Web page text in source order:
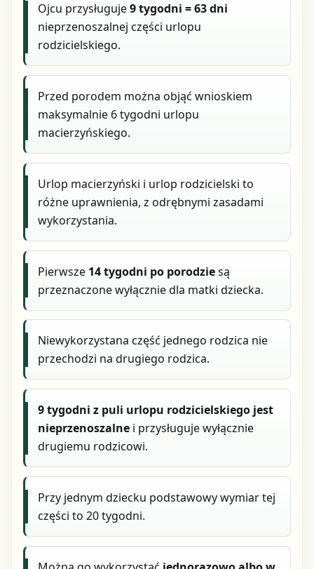
Ojcu przysługuje9 tygodni = 63 dni
nieprzenoszalnej części urlopu
rodzicielskiego.
Przed porodem można objąć wnioskiem
maksymalnie 6 tygodni urlopu
macierzyńskiego.
Urlop macierzyński i urlop rodzicielski to
różne uprawnienia, z odrębnymi zasadami
wykorzystania.
Pierwsze 14 tygodni po porodziesą
przeznaczone wyłącznie dla matki dziecka.
Niewykorzystana część jednego rodzica nie
przechodzi na drugiego rodzica.
9 tygodni z puli urlopu rodzicielskiego jest
nieprzenoszalne i przysługuje wyłącznie
drugiemu rodzicowi.
Przy jednym dziecku podstawowy wymiar tej
części to 20 tygodni.